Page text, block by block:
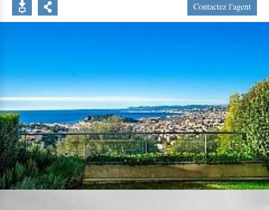
Contactez l'agent